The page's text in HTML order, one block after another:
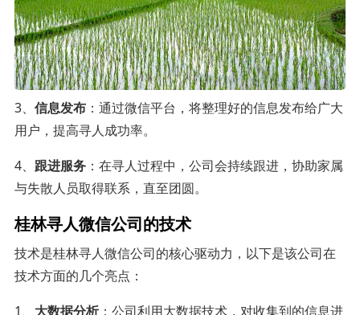
3、 信息发布：通过微信平台，将整理好的信息发布给广大
用户，提高寻人成功率。
4、 跟进服务：在寻人过程中，公司会持续跟进，协助家属
与失散人员取得联系，直至团圆。
桂林寻人微信公司的技术
技术是桂林寻人微信公司的核心驱动力，以下是该公司在
技术方面的几个亮点：
1、 大数据分析：公司利用大数据技术，对收集到的信息进